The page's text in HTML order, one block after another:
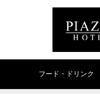
フード・ドリンク